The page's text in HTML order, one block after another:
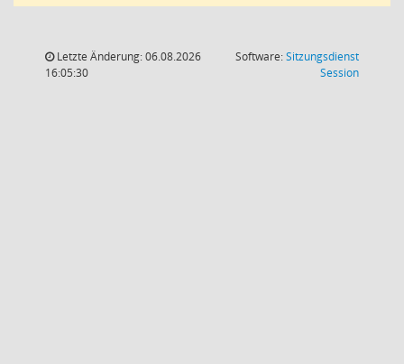
Letzte Änderung: 06.08.2026
16:05:30
Software:Sitzungsdienst
Session(Wird in